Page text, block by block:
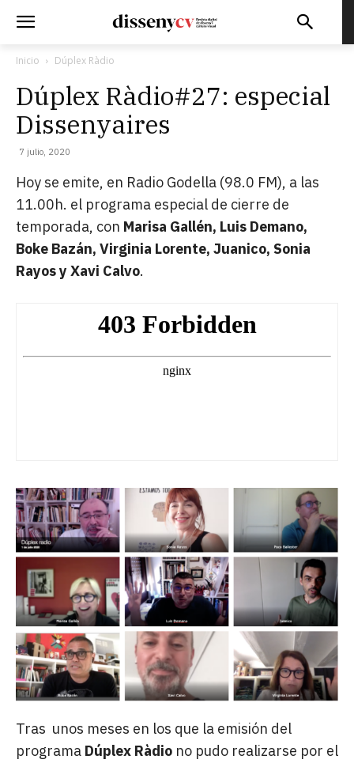
Inicio Dúplex Ràdio
Dúplex Ràdio#27: especial
Dissenyaires
7 julio, 2020
Hoy se emite, en Radio Godella (98.0 FM), a las
11.00h. el programa especial de cierre de
temporada, con Marisa Gallén, Luis Demano,
Boke Bazán, Virginia Lorente, Juanico, Sonia
Rayos y Xavi Calvo.
Tras unos meses en los que la emisión del
programa Dúplex Ràdio no pudo realizarse por el